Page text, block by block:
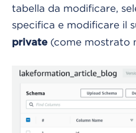
tabella da modificare,
specifica e modificare il
private(come mostrato